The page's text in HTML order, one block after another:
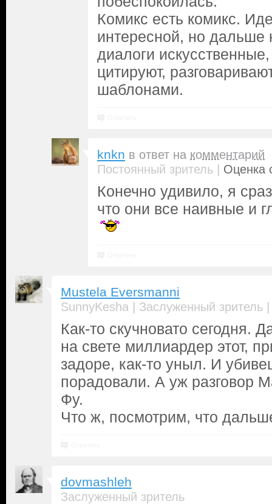
Комикс есть комикс.
интересной, но дальше
диалоги
цитируют,
шаблонами.
knkn в ответ на комментарий
Постоянный зритель | Оценка
Конечно удивило, я
что они все наивные и
Mustela Eversmanni
SunnyKesha | Заслуженный зритель
Как-то скучновато сегодня.
на свете миллиардер этот,
задоре, как-то уныл. И
порадовали. А уж разговор
Фу.
Что ж, посмотрим, что
dovmashleh
Заслуженный зритель